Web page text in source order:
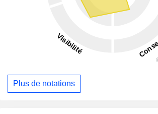
Plus de notations